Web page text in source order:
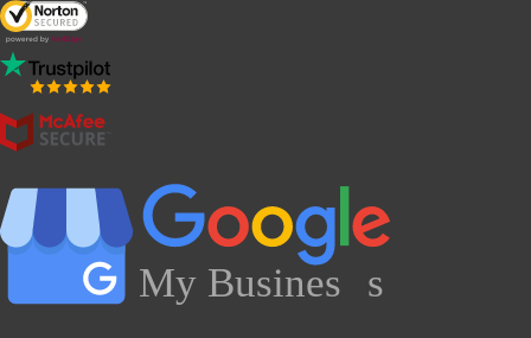
My Busines s